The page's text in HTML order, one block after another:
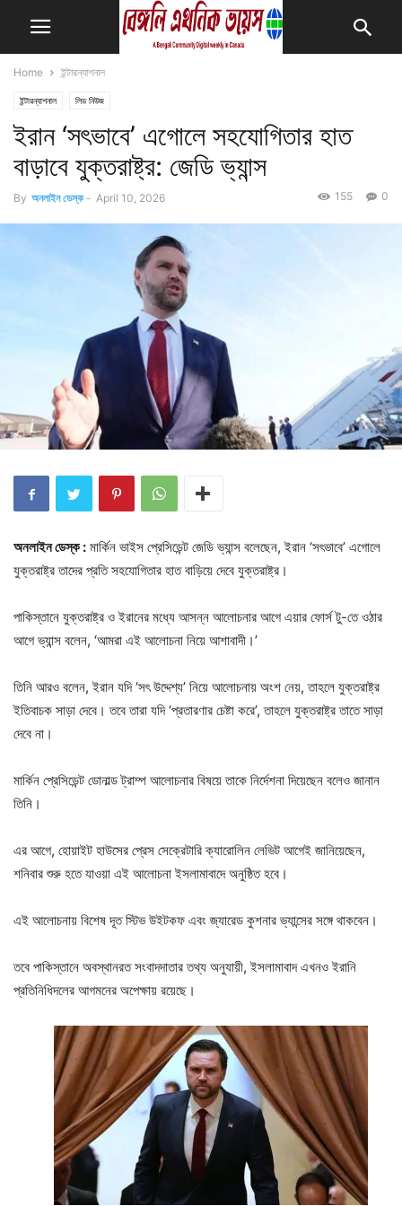
Home ইন্টারন্যাশনাল
ইন্টারন্যাশনাল লিড নিউজ
ইরান ‘সৎভাবে’ এগোলে সহযোগিতার হাত
বাড়াবে যুক্তরাষ্ট্র: জেডি ভ্যান্স
By অনলাইন ডেস্ক - April 10, 2026 0
155
অনলাইন ডেস্ক : মার্কিন ভাইস প্রেসিডেন্ট জেডি ভ্যান্স বলেছেন, ইরান ‘সৎভাবে’ এগোলে
যুক্তরাষ্ট্র তাদের প্রতি সহযোগিতার হাত বাড়িয়ে দেবে যুক্তরাষ্ট্র।
পাকিস্তানে যুক্তরাষ্ট্র ও ইরানের মধ্যে আসন্ন আলোচনার আগে এয়ার ফোর্স টু-তে ওঠার
আগে ভ্যান্স বলেন, ‘আমরা এই আলোচনা নিয়ে আশাবাদী।’
তিনি আরও বলেন, ইরান যদি ‘সৎ উদ্দেশ্য’ নিয়ে আলোচনায় অংশ নেয়, তাহলে যুক্তরাষ্ট্র
ইতিবাচক সাড়া দেবে। তবে তারা যদি ‘প্রতারণার চেষ্টা করে’, তাহলে যুক্তরাষ্ট্র তাতে সাড়া
দেবে না।
মার্কিন প্রেসিডেন্ট ডোনাল্ড ট্রাম্প আলোচনার বিষয়ে তাকে নির্দেশনা দিয়েছেন বলেও জানান
তিনি।
এর আগে, হোয়াইট হাউসের প্রেস সেক্রেটারি ক্যারোলিন লেভিট আগেই জানিয়েছেন,
শনিবার শুরু হতে যাওয়া এই আলোচনা ইসলামাবাদে অনুষ্ঠিত হবে।
এই আলোচনায় বিশেষ দূত স্টিভ উইটকফ এবং জ্যারেড কুশনার ভ্যান্সের সঙ্গে থাকবেন।
তবে পাকিস্তানে অবস্থানরত সংবাদদাতার তথ্য অনুযায়ী, ইসলামাবাদ এখনও ইরানি
প্রতিনিধিদলের আগমনের অপেক্ষায় রয়েছে।